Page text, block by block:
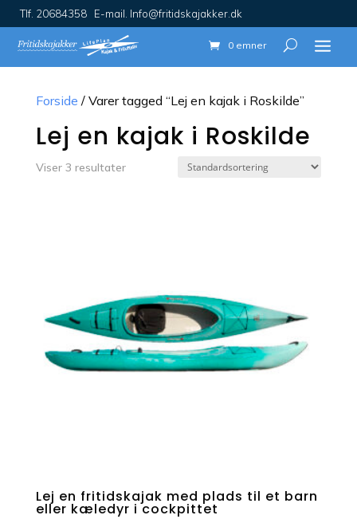
Tlf. 20684358 E-mail. Info@fritidskajakker.dk
0 emner
Forside / Varer tagged “Lej en kajak i Roskilde”
Lej en kajak i Roskilde
Viser 3 resultater
Lej en fritidskajak med plads til et barn
eller kæledyr i cockpittet